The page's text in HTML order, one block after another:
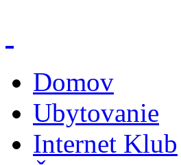
Domov
Ubytovanie
Internet Klub